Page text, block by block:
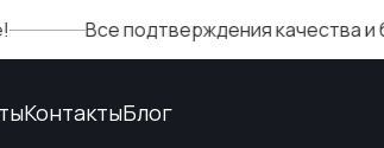
подтверждения качества и
КонтактыБлог